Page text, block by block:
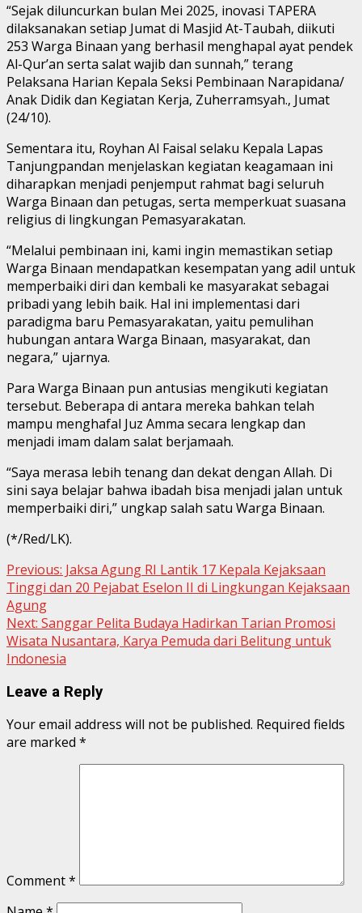
“Sejak diluncurkan bulan Mei 2025, inovasi TAPERA
dilaksanakan setiap Jumat di Masjid At-Taubah, diikuti
253 Warga Binaan yang berhasil menghapal ayat pendek
Al-Qur’an serta salat wajib dan sunnah,” terang
Pelaksana Harian Kepala Seksi Pembinaan Narapidana/
Anak Didik dan Kegiatan Kerja, Zuherramsyah., Jumat
(24/10).
Sementara itu, Royhan Al Faisal selaku Kepala Lapas
Tanjungpandan menjelaskan kegiatan keagamaan ini
diharapkan menjadi penjemput rahmat bagi seluruh
Warga Binaan dan petugas, serta memperkuat suasana
religius di lingkungan Pemasyarakatan.
“Melalui pembinaan ini, kami ingin memastikan setiap
Warga Binaan mendapatkan kesempatan yang adil untuk
memperbaiki diri dan kembali ke masyarakat sebagai
pribadi yang lebih baik. Hal ini implementasi dari
paradigma baru Pemasyarakatan, yaitu pemulihan
hubungan antara Warga Binaan, masyarakat, dan
negara,” ujarnya.
Para Warga Binaan pun antusias mengikuti kegiatan
tersebut. Beberapa di antara mereka bahkan telah
mampu menghafal Juz Amma secara lengkap dan
menjadi imam dalam salat berjamaah.
“Saya merasa lebih tenang dan dekat dengan Allah. Di
sini saya belajar bahwa ibadah bisa menjadi jalan untuk
memperbaiki diri,” ungkap salah satu Warga Binaan.
(*/Red/LK).
Continue
Reading
Previous: Jaksa Agung RI Lantik 17 Kepala Kejaksaan
Tinggi dan 20 Pejabat Eselon II di Lingkungan Kejaksaan
Agung
Next: Sanggar Pelita Budaya Hadirkan Tarian Promosi
Wisata Nusantara, Karya Pemuda dari Belitung untuk
Indonesia
Leave a Reply
Your email address will not be published. Required fields
are marked *
Comment*